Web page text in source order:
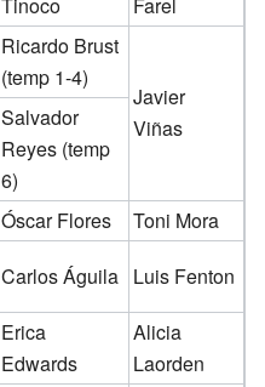
Ricardo Brust
(temp 1-4)
Javier
Viñas
Salvador
Reyes (temp
6)
Óscar Flores
Toni Mora
Carlos Águila Luis Fenton
Erica
Edwards
Alicia
Laorden